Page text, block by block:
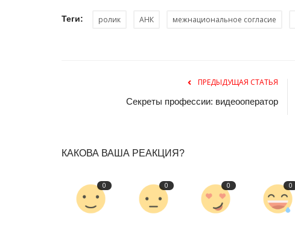
Теги: ролик АНК межнациональное согласие
ПРЕДЫДУЩАЯ СТАТЬЯ
Секреты профессии: видеооператор
КАКОВА ВАША РЕАКЦИЯ?
0 0 0 0
Национальный спорт